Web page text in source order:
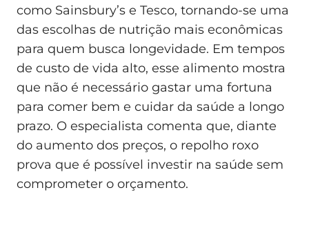
como Sainsbury’s e Tesco, tornando-se uma
das escolhas de nutrição mais econômicas
para quem busca longevidade. Em tempos
de custo de vida alto, esse alimento mostra
que não é necessário gastar uma fortuna
para comer bem e cuidar da saúde a longo
prazo. O especialista comenta que, diante
do aumento dos preços, o repolho roxo
prova que é possível investir na saúde sem
comprometer o orçamento.